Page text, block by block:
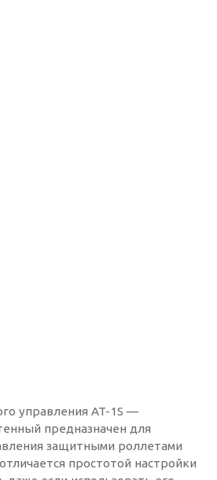
управления AT-1S —
предназначен для
защитными роллетами
простотой настройки